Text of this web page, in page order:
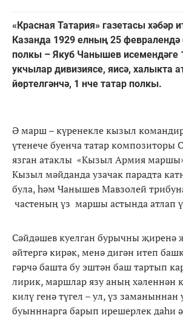
«Красная Татария» газетасы хәбәр
Казанда 1929 елның 25 февралендә
полкы – Якуб Чанышев исемендәге
укчылар дивизиясе, яисә, халыкта
йөртелгәнчә, 1 нче татар полкы.
Ә марш – күренекле кызыл
үтенече буенча татар композиторы
язган атаклы «Кызыл Армия
Кызыл мәйданда узачак парадта
була, һәм Чанышев Мавзолей
частеның үз маршы астында атлап
Сәйдәшев куелган бурычны җиренә
әйтергә кирәк, менә дигән итеп
гәрчә башта бу эштән баш тартып
лирик, маршлар язу аның хәленнән
килү генә түгел – ул, үз заманыннан
буынннарга барып ирешерлек даһи